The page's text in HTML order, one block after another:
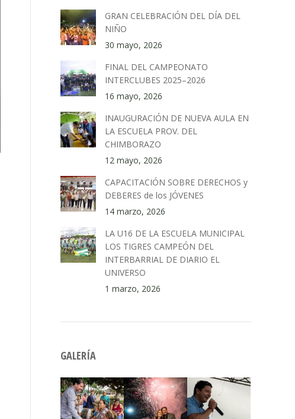
GRAN CELEBRACIÓN DEL DÍA DEL
NIÑO
30 mayo, 2026
FINAL DEL CAMPEONATO
INTERCLUBES 2025–2026
16 mayo, 2026
INAUGURACIÓN DE NUEVA AULA EN
LA ESCUELA PROV. DEL
CHIMBORAZO
12 mayo, 2026
CAPACITACIÓN SOBRE DERECHOS y
DEBERES de los JÓVENES
14 marzo, 2026
LA U16 DE LA ESCUELA MUNICIPAL
LOS TIGRES CAMPEÓN DEL
INTERBARRIAL DE DIARIO EL
UNIVERSO
1 marzo, 2026
GALERÍA